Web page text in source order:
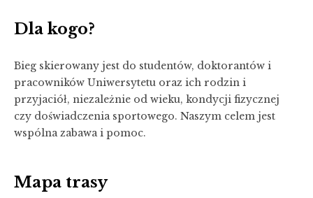
Dla kogo?
Bieg skierowany jest do studentów, doktorantów i
pracowników Uniwersytetu oraz ich rodzin i
przyjaciół, niezależnie od wieku, kondycji fizycznej
czy doświadczenia sportowego. Naszym celem jest
wspólna zabawa i pomoc.
Mapa trasy